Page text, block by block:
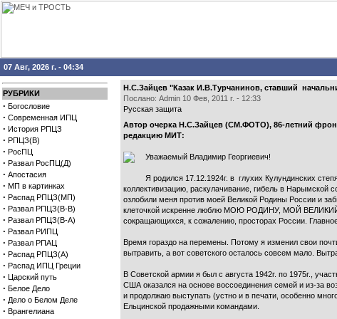
07 Авг, 2026 г. - 04:34
РУБРИКИ
· Богословие
· Современная ИПЦ
· История РПЦЗ
· РПЦЗ(В)
· РосПЦ
· Развал РосПЦ(Д)
· Апостасия
· МП в картинках
· Распад РПЦЗ(МП)
· Развал РПЦЗ(В-В)
· Развал РПЦЗ(В-А)
· Развал РИПЦ
· Развал РПАЦ
· Распад РПЦЗ(А)
· Распад ИПЦ Греции
· Царский путь
· Белое Дело
· Дело о Белом Деле
· Врангелиана
Н.С.Зайцев "Казак И.В.Турчанинов, ставший
Послано: Admin 10 Фев, 2011 г. - 12:33
Русская защита
Автор очерка Н.С.Зайцев (СМ.ФОТО), 86-летний
редакцию МИТ:
Уважаемый Владимир Георгиевич!
Я родился 17.12.1924г. в глухих Кулундинских
коллективизацию, раскулачивание, гибель в Нарымской
озлобили меня против моей Великой Родины России и
клеточкой искренне люблю МОЮ РОДИНУ, МОЙ ВЕЛИКИЙ
сокращающихся, к сожалению, просторах России.
Время гораздо на перемены. Потому я изменил свои
вытравить, а вот советского осталось совсем мало.
В Советской армии я был с августа 1942г. по 1975г.,
США оказался на основе воссоединения семей и из-за
и продолжаю выступать (устно и в печати, особенно
Ельцинской продажными командами.